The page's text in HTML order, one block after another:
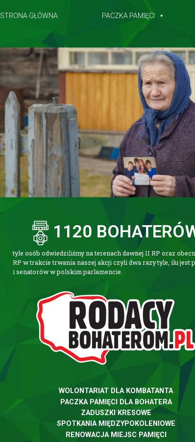
STRONA GŁÓWNA PACZKA PAMIĘCI
tyle osób odwiedziliśmy na terenach dawnej II RP oraz
RP w trakcie trwania naszej akcji czyli dwa razy tyle, ilu jest
i senatorów w polskim parlamencie.
1120
WOLONTARIAT DLA KOMBATANTA
PACZKA PAMIĘCI DLA BOHATERA
ZADUSZKI KRESOWE
SPOTKANIA MIĘDZYPOKOLENIOWE
RENOWACJA MIEJSC PAMIĘCI